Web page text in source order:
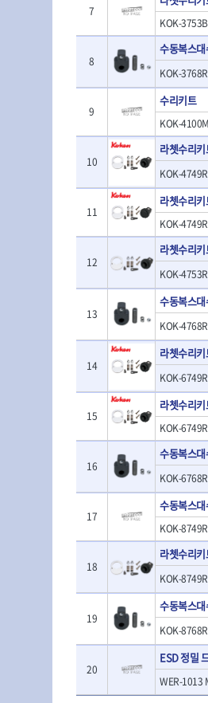
- 슬라이딩마그네틱너트세
- 충전드릴용롱소켓
- 비트소켓레일세트
- 세미롱임팩소켓
- 건/습식 청
- 청소기악세
- 체인파이
- 동파이프
- 플라스틱
- 디버러
- 동파이프
- 전동오스타
- 배관내시
- 배관청소
- 하수구청
- 오거
- 커터
- 스프링헤
- PVC커터
- 기타 악세
- 콤프레샤
전동.충전공
- 드릴
- 드라이버
- 임팩렌치
- 샌더
- 앵글그라
- 컷쏘
- 각도절단
- 플런지쏘
- 블로워
- 밴드쏘
- 원형톱
- 해머드릴
- 임팩드라
- 로터리해
- 라쳇렌치
- 전동가위
- 직쏘
- 멀티커터
- 광택기
- 앵글그라
- 샌딩머신
- 밴드쏘
- 콤보세트
- 충전광택
- 드레인플러그소켓
- 임팩뒤바퀴휠너트소켓
- 스파크플러그플라이어
VAUGHAN
WIHA
ZETA(LED)
나노원
디월트
미주산업
스팀코리아
엠파이어
일레드
플렉스-절
7
KOK-
8
수동복스
KOK-
9
수리키트
KOK-
10
라쳇수리키
KOK-
11
라쳇수리키
KOK-
12
라쳇수리키
KOK-
13
수동복스
KOK-
14
라쳇수리키
KOK-
15
라쳇수리키
KOK-
16
수동복스
KOK-
17
수동복스
KOK-
18
라쳇수리키
KOK-
19
수동복스
KOK-
20
ESD 정밀
WER-1013